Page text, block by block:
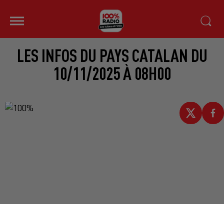
LES INFOS DU PAYS CATALAN DU
10/11/2025 À 08H00